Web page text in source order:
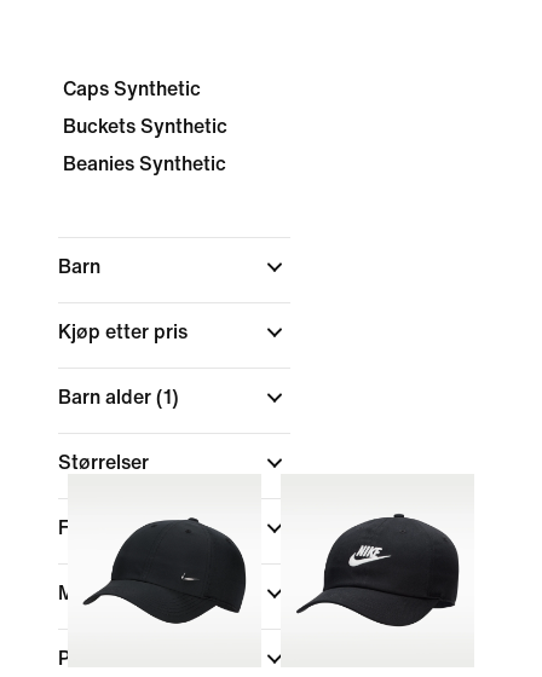
Caps Synthetic
Buckets Synthetic
Beanies Synthetic
Barn
Kjøp etter pris
Barn alder (1)
Størrelser
Farge
Merke
Passform